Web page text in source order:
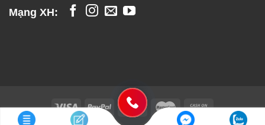
Mạng XH: